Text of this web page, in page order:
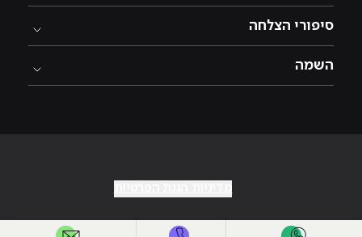
סיפורי הצלחה
השמה